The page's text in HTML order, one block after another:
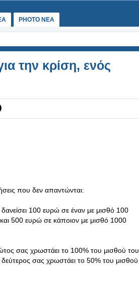
PHOTO NEA
την κρίση, ενός
που δεν απαντώνται:
100 ευρώ σε έναν με μισθό 100
500 ευρώ σε κάποιον με μισθό 1000
σας χρωστάει το 100% του μισθού του
σας χρωστάει το 50% του μισθού